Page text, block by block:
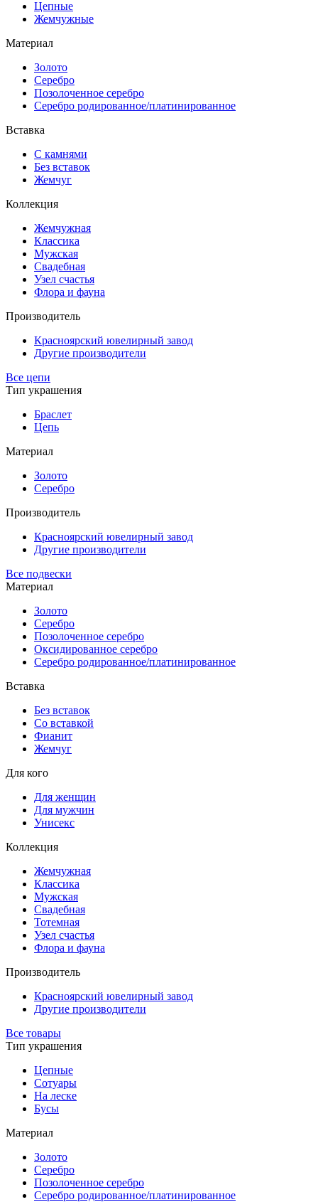
Цепные
Жемчужные
Материал
Золото
Серебро
Позолоченное серебро
Серебро родированное/платинированное
Вставка
С камнями
Без вставок
Жемчуг
Коллекция
Жемчужная
Классика
Мужская
Свадебная
Узел счастья
Флора и фауна
Производитель
Красноярский ювелирный завод
Другие производители
Все цепи
Тип украшения
Браслет
Цепь
Материал
Золото
Серебро
Производитель
Красноярский ювелирный завод
Другие производители
Все подвески
Материал
Золото
Серебро
Позолоченное серебро
Оксидированное серебро
Серебро родированное/платинированное
Вставка
Без вставок
Со вставкой
Фианит
Жемчуг
Для кого
Для женщин
Для мужчин
Унисекс
Коллекция
Жемчужная
Классика
Мужская
Свадебная
Тотемная
Узел счастья
Флора и фауна
Производитель
Красноярский ювелирный завод
Другие производители
Все товары
Тип украшения
Цепные
Сотуары
На леске
Бусы
Материал
Золото
Серебро
Позолоченное серебро
Серебро родированное/платинированное